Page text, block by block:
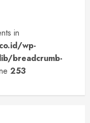
in
wp-
breadcrumb-
253